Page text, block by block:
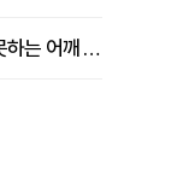
"40대인데 오십견?"...3040도 안심 못하는 어깨 유착성 관절낭염